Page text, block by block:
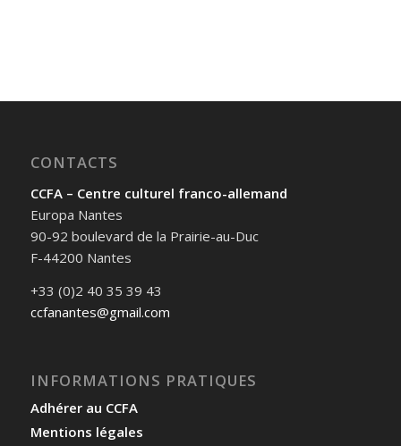
CONTACTS
CCFA – Centre culturel franco-allemand
Europa Nantes
90-92 boulevard de la Prairie-au-Duc
F-44200 Nantes
+33 (0)2 40 35 39 43
ccfanantes@gmail.com
INFORMATIONS PRATIQUES
Adhérer au CCFA
Mentions légales